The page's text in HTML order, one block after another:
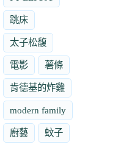
跳床
太子松馥
電影 薯條
肯德基的炸雞
modern family
廚藝 蚊子